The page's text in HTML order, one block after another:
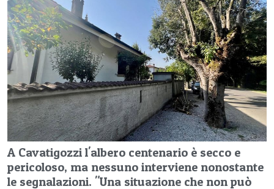
A Cavatigozzi l'albero centenario è secco e
pericoloso, ma nessuno interviene nonostante
le segnalazioni. "Una situazione che non può